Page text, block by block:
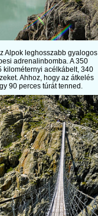
Alpok leghosszabb gyalogos
adrenalinbomba. A 350
kilométernyi acélkábelt, 340
Ahhoz, hogy az átkelés
90 perces túrát tenned.